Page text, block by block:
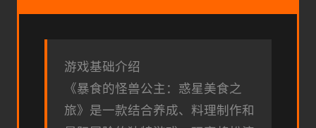
游戏基础介绍
《暴食的怪兽公主：惑星美食之
旅》是一款结合养成、料理制作和